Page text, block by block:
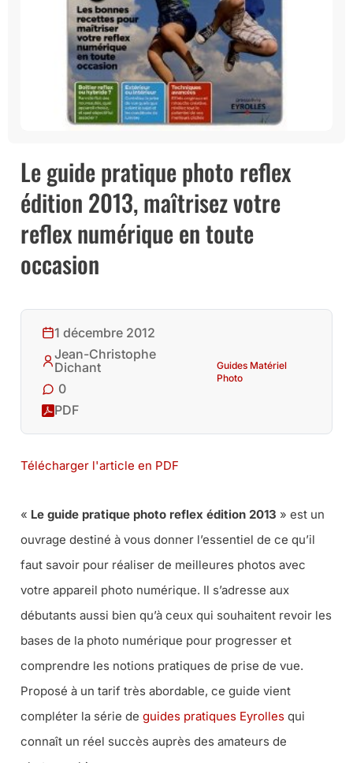
Le guide pratique photo reflex
édition 2013, maîtrisez votre
reflex numérique en toute
occasion
1 décembre 2012
Jean-Christophe
Dichant
0
PDF
Guides Matériel
Photo
Télécharger l'article en PDF
« Le guide pratique photo reflex édition 2013 » est un
ouvrage destiné à vous donner l’essentiel de ce qu’il
faut savoir pour réaliser de meilleures photos avec
votre appareil photo numérique. Il s’adresse aux
débutants aussi bien qu’à ceux qui souhaitent revoir les
bases de la photo numérique pour progresser et
comprendre les notions pratiques de prise de vue.
Proposé à un tarif très abordable, ce guide vient
compléter la série de guides pratiques Eyrolles qui
connaît un réel succès auprès des amateurs de